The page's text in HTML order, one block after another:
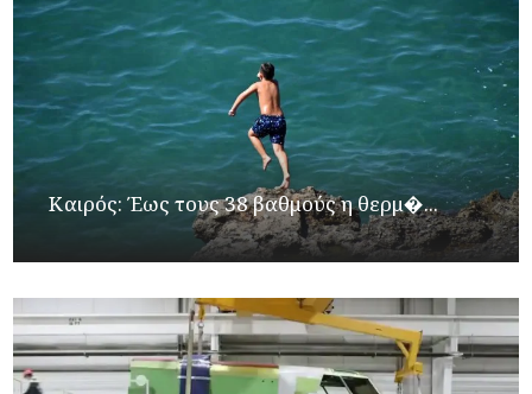
Καιρός: Έως τους 38 βαθμούς η θερμ�...